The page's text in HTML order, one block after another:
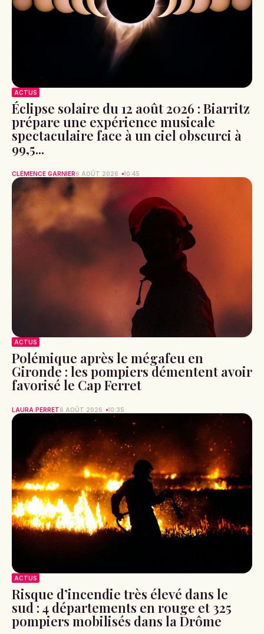
ACTUS
Éclipse solaire du 12 août 2026 : Biarritz
prépare une expérience musicale
spectaculaire face à un ciel obscurci à
99,5...
CLÉMENCE GARNIER6 AOÛT 2026 10:45
ACTUS
Polémique après le mégafeu en
Gironde : les pompiers démentent avoir
favorisé le Cap Ferret
LAURA PERRET6 AOÛT 2026 10:35
ACTUS
Risque d’incendie très élevé dans le
sud : 4 départements en rouge et 325
pompiers mobilisés dans la Drôme